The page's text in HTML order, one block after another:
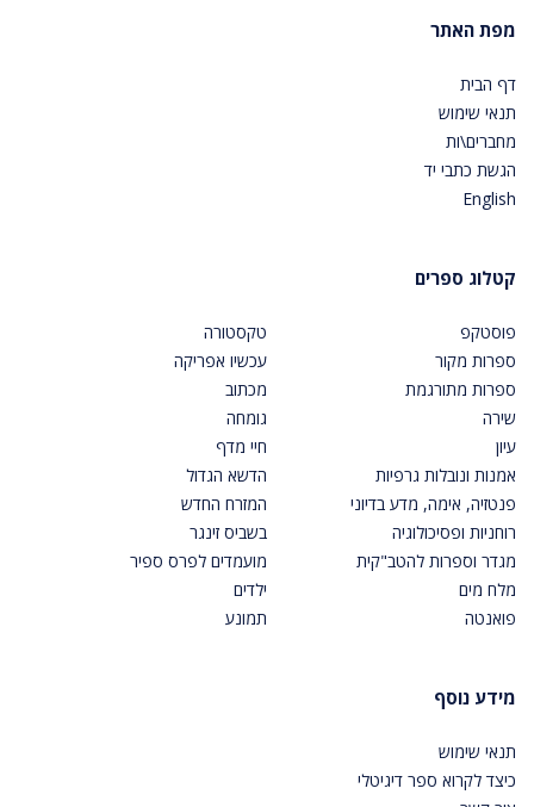
מפת האתר
דף הבית
תנאי שימוש
מחברים\ות
הגשת כתבי יד
English
קטלוג ספרים
פוסטקפ
ספרות מקור
ספרות מתורגמת
שירה
עיון
אמנות ונובלות גרפיות
פנטזיה, אימה, מדע בדיוני
רוחניות ופסיכולוגיה
מגדר וספרות להטב"קית
מלח מים
פואנטה
טקסטורה
עכשיו אפריקה
מכתוב
גומחה
חיי מדף
הדשא הגדול
המזרח החדש
בשביס זינגר
מועמדים לפרס ספיר
ילדים
תמונע
מידע נוסף
תנאי שימוש
כיצד לקרוא ספר דיגיטלי